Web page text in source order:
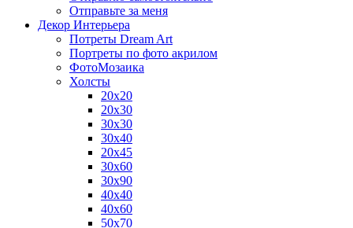
Отправьте за меня
Декор Интерьера
Потреты Dream Art
Портреты по фото акрилом
ФотоМозаика
Холсты
20х20
20х30
30х30
30х40
20х45
30х60
30х90
40х40
40х60
50х70